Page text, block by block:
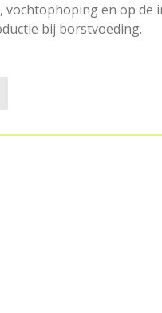
en op de
bij borstvoeding.